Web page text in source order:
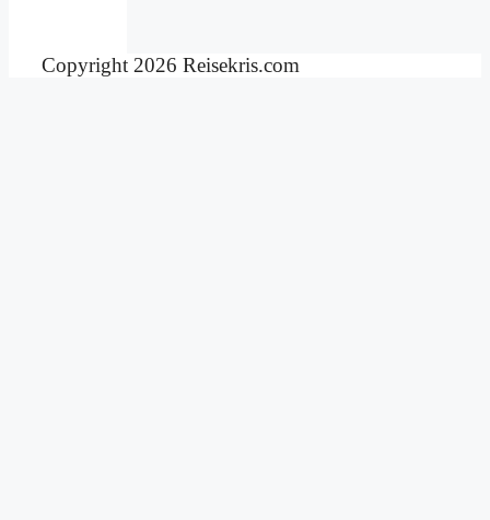
Copyright 2026 Reisekris.com